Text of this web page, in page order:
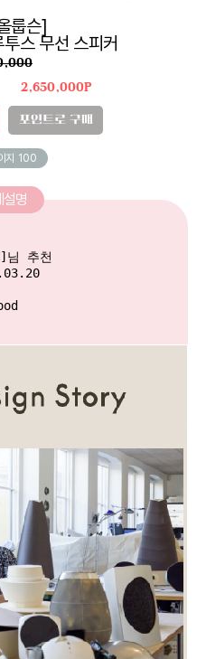
룹슨]
스 무선 스피커
2,650,000P
포인트로 구매
지 100
설명
님 추천